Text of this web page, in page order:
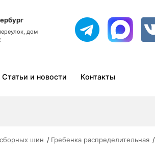
дом
Статьи и новости Контакты
шин Гребенка распределительная